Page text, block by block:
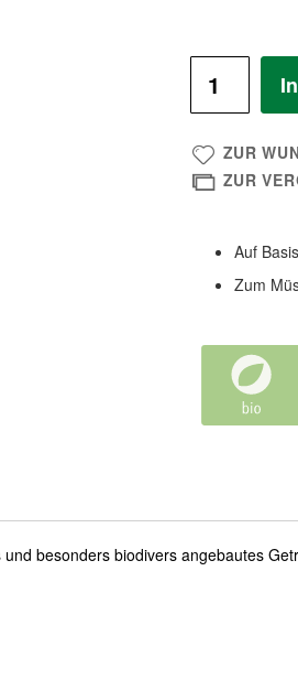
ZUR
ZUR
Auf
Zum
besonders biodivers angebautes